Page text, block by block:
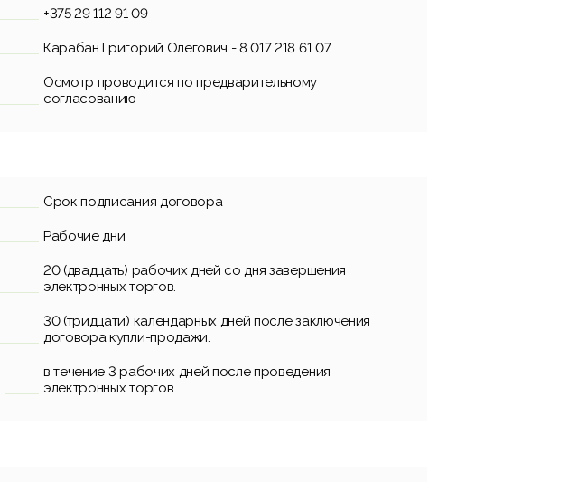
+375 29 112 91 09
Карабан Григорий Олегович - 8 017 218 61 07
Осмотр проводится по предварительному
согласованию
Срок подписания договора
Рабочие дни
20 (двадцать) рабочих дней со дня завершения
электронных торгов.
30 (тридцати) календарных дней после заключения
договора купли-продажи.
в течение 3 рабочих дней после проведения
электронных торгов